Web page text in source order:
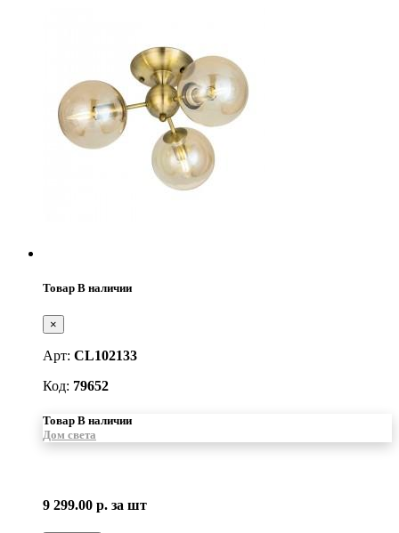
Товар В наличии
×
Арт: CL102133
Код: 79652
Товар В наличии
Дом света
9 299.00 р. за шт